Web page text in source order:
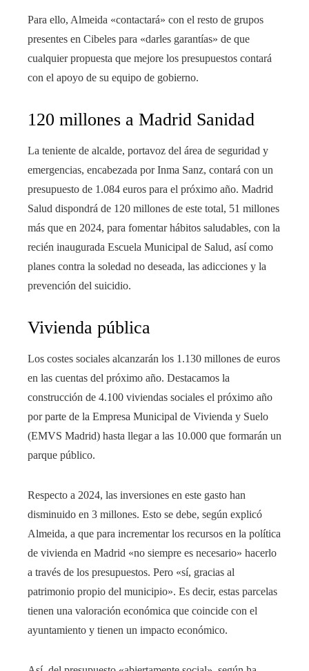
Para ello, Almeida «contactará» con el resto de grupos
presentes en Cibeles para «darles garantías» de que
cualquier propuesta que mejore los presupuestos contará
con el apoyo de su equipo de gobierno.
120 millones a Madrid Sanidad
La teniente de alcalde, portavoz del área de seguridad y
emergencias, encabezada por Inma Sanz, contará con un
presupuesto de 1.084 euros para el próximo año. Madrid
Salud dispondrá de 120 millones de este total, 51 millones
más que en 2024, para fomentar hábitos saludables, con la
recién inaugurada Escuela Municipal de Salud, así como
planes contra la soledad no deseada, las adicciones y la
prevención del suicidio.
Vivienda pública
Los costes sociales alcanzarán los 1.130 millones de euros
en las cuentas del próximo año. Destacamos la
construcción de 4.100 viviendas sociales el próximo año
por parte de la Empresa Municipal de Vivienda y Suelo
(EMVS Madrid) hasta llegar a las 10.000 que formarán un
parque público.
Respecto a 2024, las inversiones en este gasto han
disminuido en 3 millones. Esto se debe, según explicó
Almeida, a que para incrementar los recursos en la política
de vivienda en Madrid «no siempre es necesario» hacerlo
a través de los presupuestos. Pero «sí, gracias al
patrimonio propio del municipio». Es decir, estas parcelas
tienen una valoración económica que coincide con el
ayuntamiento y tienen un impacto económico.